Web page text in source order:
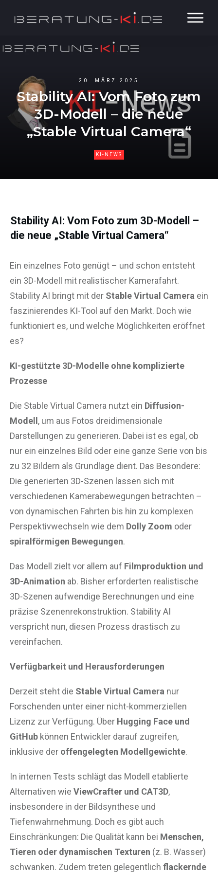
20. MÄRZ 2025
Stability AI: Vom Foto zum
3D-Modell – die neue
„Stable Virtual Camera“
KI-NEWS
Stability AI: Vom Foto zum 3D-Modell –
die neue „Stable Virtual Camera“
Ein einzelnes Foto genügt – und schon entsteht
ein 3D-Modell mit realistischer Kamerafahrt.
Stability AI bringt mit der Stable Virtual Camera ein
faszinierendes KI-Tool auf den Markt. Doch wie
funktioniert es, und welche Möglichkeiten eröffnet
es?
KI-gestützte 3D-Modelle ohne komplizierte
Prozesse
Die Stable Virtual Camera nutzt ein Diffusion-
Modell, um aus Fotos dreidimensionale
Darstellungen zu generieren. Dabei ist es egal, ob
nur ein einzelnes Bild oder eine ganze Serie von bis
zu 32 Bildern als Grundlage dient. Das Besondere:
Die generierten 3D-Szenen lassen sich mit
verschiedenen Kamerabewegungen betrachten –
von dynamischen Fahrten bis hin zu komplexen
Perspektivwechseln wie dem Dolly Zoom oder
spiralförmigen Bewegungen.
Das Modell zielt vor allem auf Filmproduktion und
3D-Animation ab. Bisher erforderten realistische
3D-Szenen aufwendige Berechnungen und eine
präzise Szenenrekonstruktion. Stability AI
verspricht nun, diesen Prozess drastisch zu
vereinfachen.
Verfügbarkeit und Herausforderungen
Derzeit steht die Stable Virtual Camera nur
Forschenden unter einer nicht-kommerziellen
Lizenz zur Verfügung. Über Hugging Face und
GitHub können Entwickler darauf zugreifen,
inklusive der offengelegten Modellgewichte.
In internen Tests schlägt das Modell etablierte
Alternativen wie ViewCrafter und CAT3D,
insbesondere in der Bildsynthese und
Tiefenwahrnehmung. Doch es gibt auch
Einschränkungen: Die Qualität kann bei Menschen,
Tieren oder dynamischen Texturen (z. B. Wasser)
schwanken. Zudem treten gelegentlich flackernde